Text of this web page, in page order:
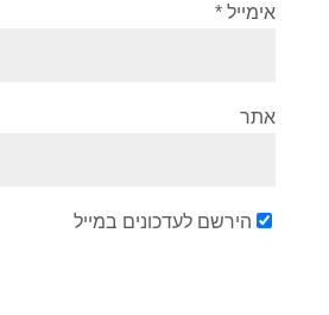
אימייל *
אתר
הירשם לעדכונים במייל